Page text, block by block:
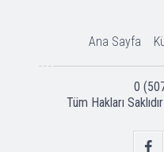
Ana Sayfa
0
Tüm Hakları